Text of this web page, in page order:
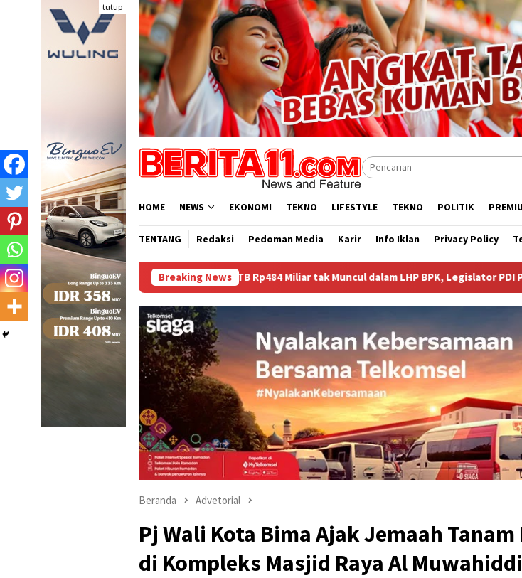
tutup
HOME NEWS EKONOMI TEKNO LIFESTYLE TEKNO POLITIK
TENTANG Redaksi Pedoman Media Karir Info Iklan Privacy Policy
Breaking News
Dana BTT NTB Rp484 Miliar tak Muncul dalam LHP BPK, Legislator PDI Perjuangan Desak Audit
Beranda Advetorial
Pj Wali Kota Bima Ajak Jemaah Tanam
di Kompleks Masjid Raya Al